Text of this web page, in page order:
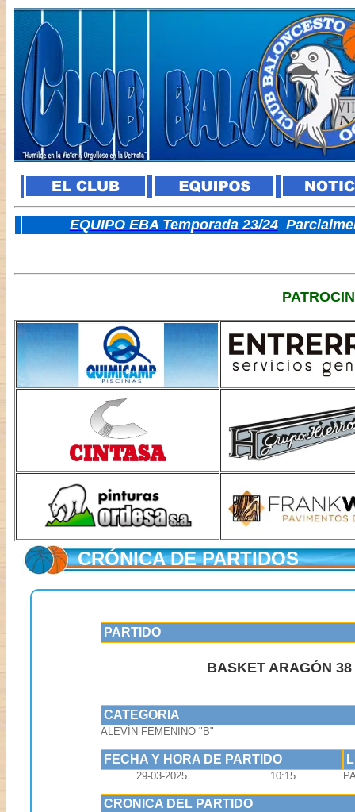
EQUIPO EBA Temporada 23/24
CRÓNICA DE PARTIDOS
PARTIDO
BASKET ARAGÓN
CATEGORIA
ALEVÍN FEMENINO "B"
FECHA Y HORA DE PARTIDO
29-03-2025 10:15
CRONICA DEL PARTIDO